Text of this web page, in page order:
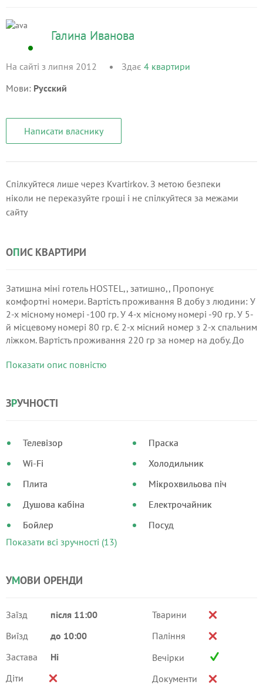
Галина Иванова
На сайті з липня 2012 Здає 4 квартири
Мови: Русский
Написати власнику
Спілкуйтеся лише через Kvartirkov. З метою безпеки
ніколи не переказуйте гроші і не спілкуйтеся за межами
сайту
ОПИС КВАРТИРИ
Затишна міні готель HOSTEL,, затишно,, Пропонує
комфортні номери. Вартість проживання В добу з людини: У
2-х місному номері -100 гр. У 4-х місному номері -90 гр. У 5-
й місцевому номері 80 гр. Є 2-х місний номер з 2-х спальним
ліжком. Вартість проживання 220 гр за номер на добу. До
водою, пральна машина, праска, фен, телевізор.
Показати опис повністю
ЗРУЧНОСТІ
Телевізор
Wi-Fi
Плита
Душова кабіна
Бойлер
Праска
Холодильник
Мікрохвильова піч
Електрочайник
Посуд
Показати всі зручності (13)
УМОВИ ОРЕНДИ
Заїзд
після 11:00
Виїзд
до 10:00
Застава
Ні
Діти
Тварини
Паління
Вечірки
Документи